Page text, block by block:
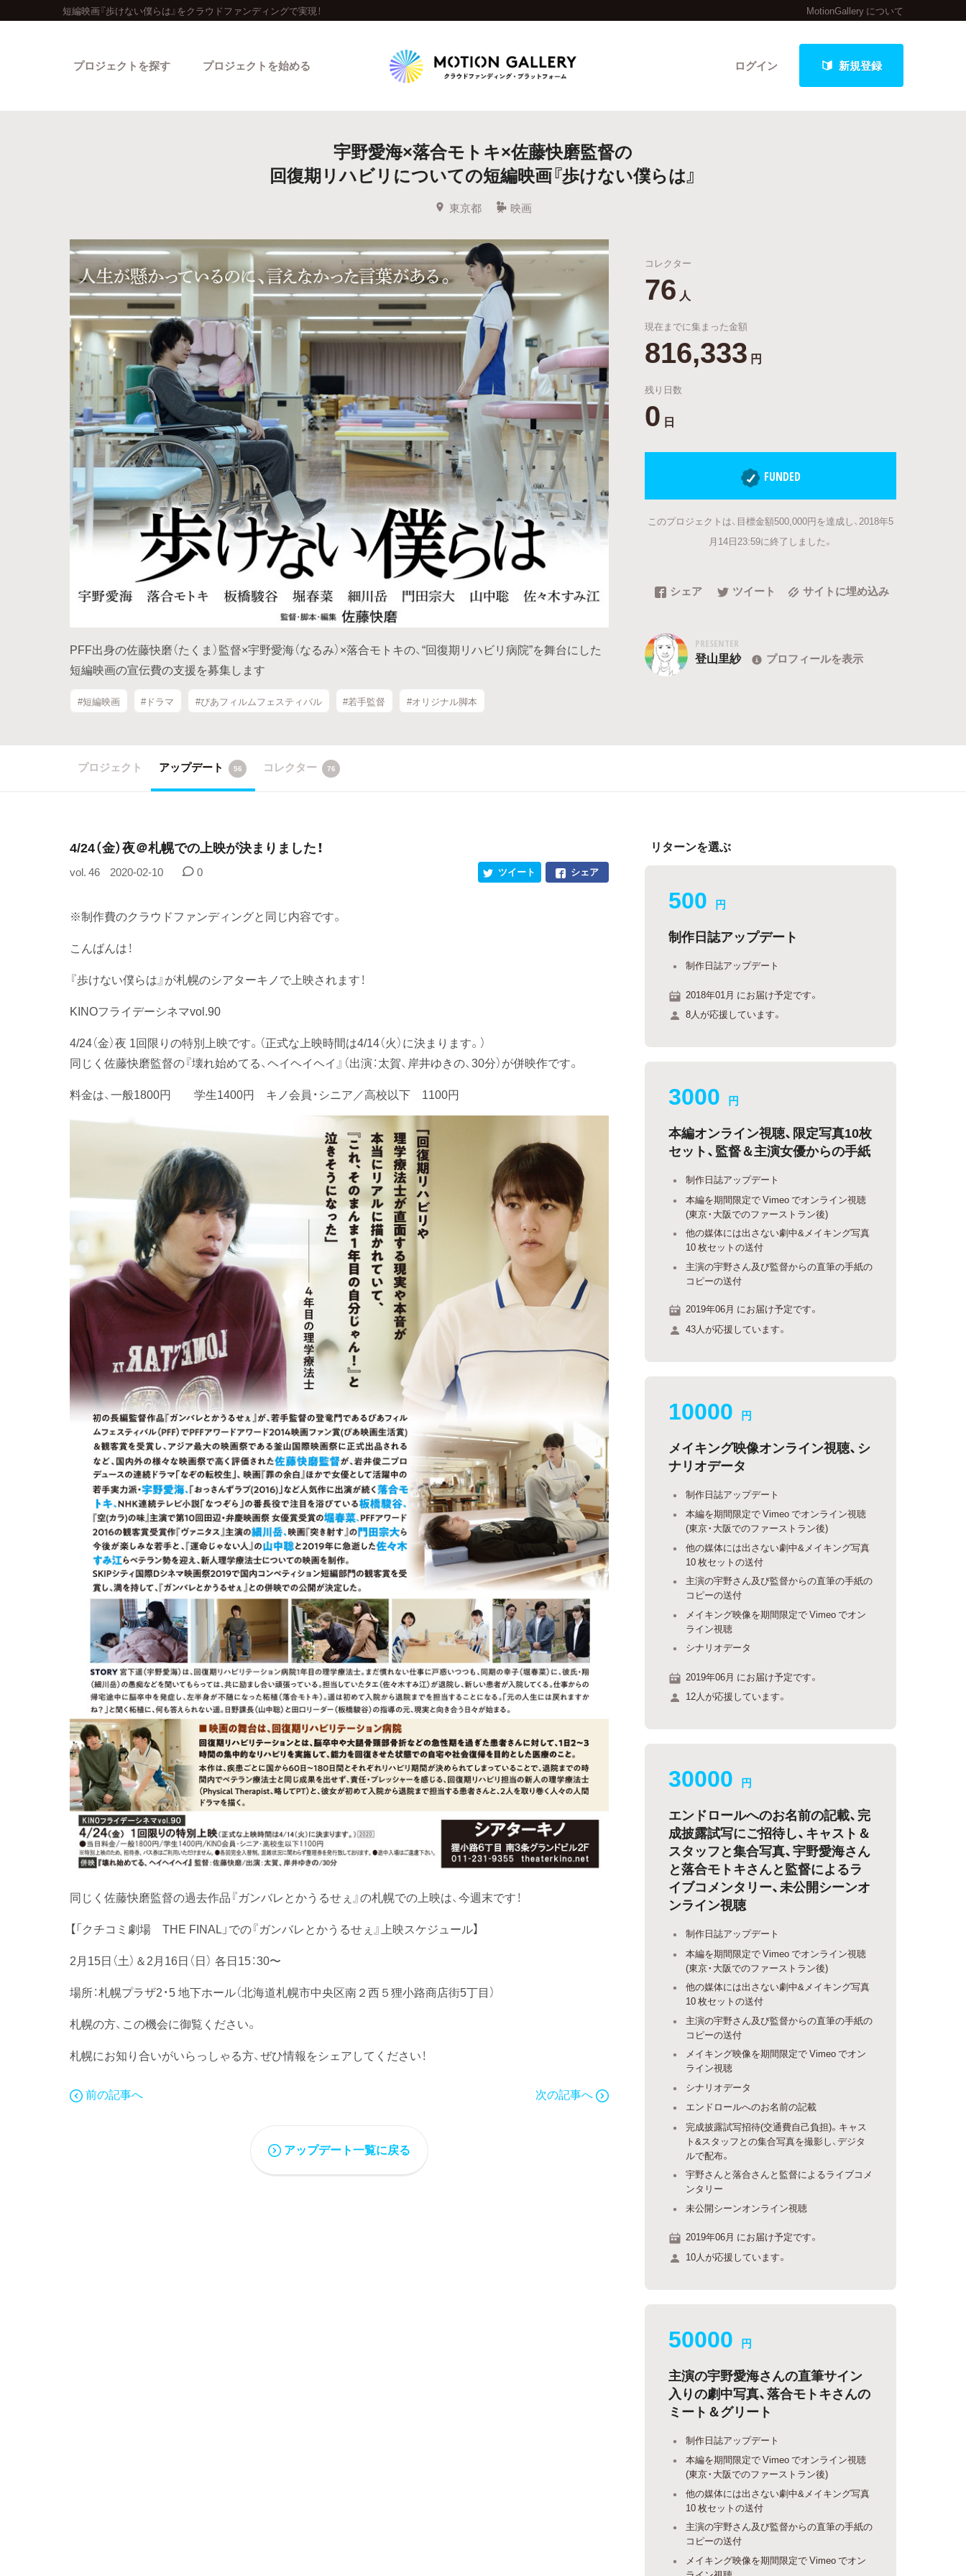
短編映画『歩けない僕らは』をクラウドファンディングで実現！ MotionGallery について
ログイン 新規登録
プロジェクトを探す
人気のプロジェクト 新着プロジェクト 終了間近のプロジェクト
Feature
カテゴリーから探す タグから探す キュレーターから探す 特集から探す
Legendary
最新達成プロジェクト 調達額が大きいプロジェクト
プロジェクトを始める
宇野愛海×落合モトキ×佐藤快磨監督の
回復期リハビリについての短編映画『歩けない僕らは』
東京都 映画
PFF出身の佐藤快磨（たくま）監督×宇野愛海（なるみ）×落合モトキの、“回復期リハビリ病院”を舞台にした
短編映画の宣伝費の支援を募集します
#短編映画 #ドラマ #ぴあフィルムフェスティバル #若手監督 #オリジナル脚本
コレクター
76 人
現在までに集まった金額
816,333 円
残り日数
0 日
FUNDED
このプロジェクトは、目標金額500,000円を達成し、2018年5
月14日23:59に終了しました。
シェア ツイート サイトに埋め込み
PRESENTER
登山里紗 プロフィールを表示
プロジェクト アップデート 56 コレクター 76
4/24（金）夜＠札幌での上映が決まりました！
vol. 46 2020-02-10 0 シェア
ツイート
※制作費のクラウドファンディングと同じ内容です。
こんばんは！
『歩けない僕らは』が札幌のシアターキノで上映されます！
KINOフライデーシネマvol.90
4/24（金）夜 1回限りの特別上映です。（正式な上映時間は4/14（火）に決まります。）
同じく佐藤快磨監督の『壊れ始めてる、ヘイヘイヘイ』（出演：太賀、岸井ゆきの、30分）が併映作です。
料金は、一般1800円 学生1400円 キノ会員・シニア／高校以下 1100円
同じく佐藤快磨監督の過去作品『ガンバレとかうるせぇ』の札幌での上映は、今週末です！
【「クチコミ劇場 THE FINAL」での『ガンバレとかうるせぇ』上映スケジュール】
2月15日（土）＆2月16日（日） 各日15：30〜
場所：札幌プラザ2・5 地下ホール（北海道札幌市中央区南２西５狸小路商店街5丁目）
札幌の方、この機会に御覧ください。
札幌にお知り合いがいらっしゃる方、ぜひ情報をシェアしてください！
前の記事へ 次の記事へ
アップデート一覧に戻る
リターンを選ぶ
500 円
制作日誌アップデート
制作日誌アップデート
2018年01月 にお届け予定です。
8人が応援しています。
3000 円
本編オンライン視聴、限定写真10枚
セット、監督＆主演女優からの手紙
制作日誌アップデート
本編を期間限定で Vimeo でオンライン視聴
(東京・大阪でのファーストラン後)
他の媒体には出さない劇中&メイキング写真
10 枚セットの送付
主演の宇野さん及び監督からの直筆の手紙の
コピーの送付
2019年06月 にお届け予定です。
43人が応援しています。
10000 円
メイキング映像オンライン視聴、シ
ナリオデータ
制作日誌アップデート
本編を期間限定で Vimeo でオンライン視聴
(東京・大阪でのファーストラン後)
他の媒体には出さない劇中&メイキング写真
10 枚セットの送付
主演の宇野さん及び監督からの直筆の手紙の
コピーの送付
メイキング映像を期間限定で Vimeo でオン
ライン視聴
シナリオデータ
2019年06月 にお届け予定です。
12人が応援しています。
30000 円
エンドロールへのお名前の記載、完
成披露試写にご招待し、キャスト＆
スタッフと集合写真、宇野愛海さん
と落合モトキさんと監督によるラ
イブコメンタリー、未公開シーンオ
ンライン視聴
制作日誌アップデート
本編を期間限定で Vimeo でオンライン視聴
(東京・大阪でのファーストラン後)
他の媒体には出さない劇中&メイキング写真
10 枚セットの送付
主演の宇野さん及び監督からの直筆の手紙の
コピーの送付
メイキング映像を期間限定で Vimeo でオン
ライン視聴
シナリオデータ
エンドロールへのお名前の記載
完成披露試写招待(交通費自己負担)。キャス
ト&スタッフとの集合写真を撮影し、デジタ
ルで配布。
宇野さんと落合さんと監督によるライブコメ
ンタリー
未公開シーンオンライン視聴
2019年06月 にお届け予定です。
10人が応援しています。
50000 円
主演の宇野愛海さんの直筆サイン
入りの劇中写真、落合モトキさんの
ミート＆グリート
制作日誌アップデート
本編を期間限定で Vimeo でオンライン視聴
(東京・大阪でのファーストラン後)
他の媒体には出さない劇中&メイキング写真
10 枚セットの送付
主演の宇野さん及び監督からの直筆の手紙の
コピーの送付
メイキング映像を期間限定で Vimeo でオン